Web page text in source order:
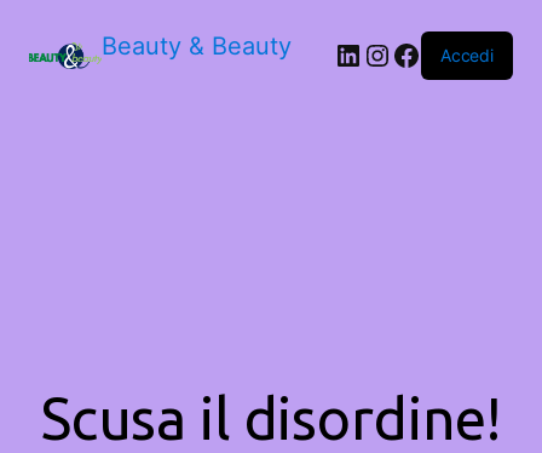
Beauty & Beauty LinkedIn
Instagram
Facebook
Accedi
Scusa il disordine!